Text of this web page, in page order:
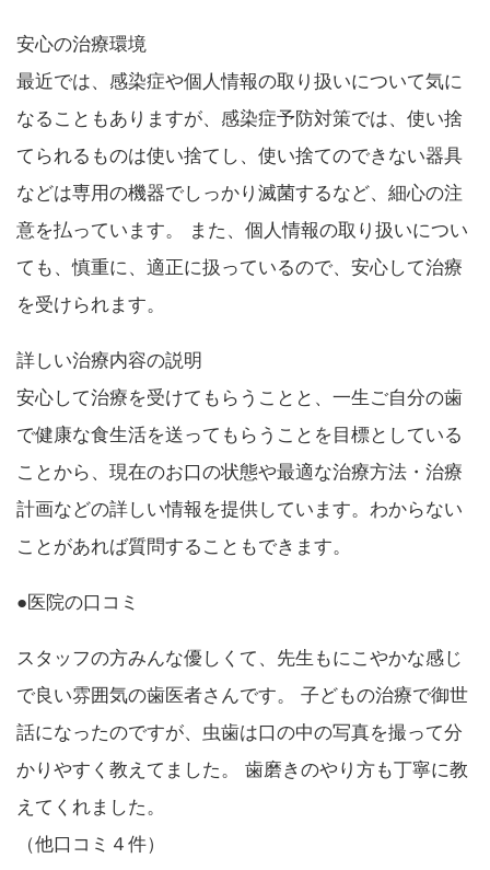
安心の治療環境
最近では、感染症や個人情報の取り扱いについて気に
なることもありますが、感染症予防対策では、使い捨
てられるものは使い捨てし、使い捨てのできない器具
などは専用の機器でしっかり滅菌するなど、細心の注
意を払っています。 また、個人情報の取り扱いについ
ても、慎重に、適正に扱っているので、安心して治療
を受けられます。
詳しい治療内容の説明
安心して治療を受けてもらうことと、一生ご自分の歯
で健康な食生活を送ってもらうことを目標としている
ことから、現在のお口の状態や最適な治療方法・治療
計画などの詳しい情報を提供しています。わからない
ことがあれば質問することもできます。
●医院の口コミ
スタッフの方みんな優しくて、先生もにこやかな感じ
で良い雰囲気の歯医者さんです。 子どもの治療で御世
話になったのですが、虫歯は口の中の写真を撮って分
かりやすく教えてました。 歯磨きのやり方も丁寧に教
えてくれました。
（他口コミ４件）